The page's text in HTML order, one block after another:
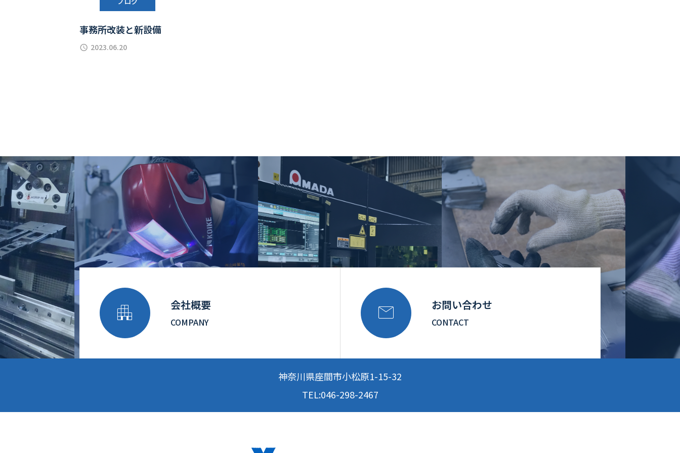
事務所改装と新設備
2023.06.20
 会社概要
COMPANY  お問い合わせ
CONTACT
神奈川県座間市小松原1-15-32
TEL:046-298-2467